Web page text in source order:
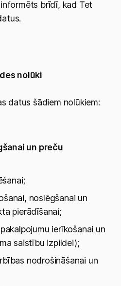
brīdī, kad Tet
nolūki
datus šādiem nolūkiem:
un preču
noslēgšanai un
pierādīšanai;
ierīkošanai un
saistību izpildei);
nodrošināšanai un